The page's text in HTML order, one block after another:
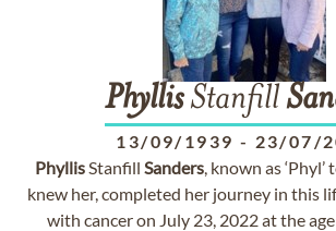
PhyllisStanfill
13/09/1939 - 23/07/
PhyllisStanfill Sanders, known as
knew her, completed her journey in this
with cancer on July 23, 2022 at the